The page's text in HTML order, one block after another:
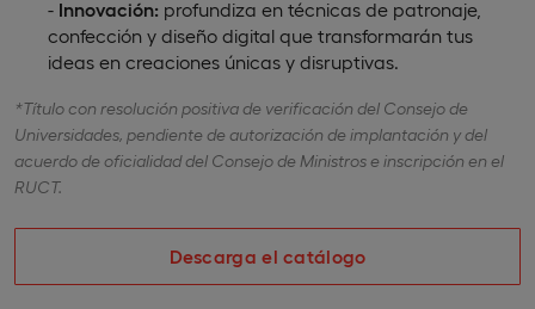
- Innovación: profundiza en técnicas de patronaje,
confección y diseño digital que transformarán tus
ideas en creaciones únicas y disruptivas.
*Título con resolución positiva de verificación del Consejo de
Universidades, pendiente de autorización de implantación y del
acuerdo de oficialidad del Consejo de Ministros e inscripción en el
RUCT.
Descarga el catálogo